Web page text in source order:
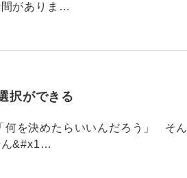
間がありま…
択ができる
を決めたらいいんだろう」 そん
ん&#x1…